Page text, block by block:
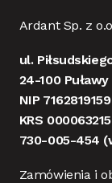
Ardant Sp. z
ul.
24-100 Puławy
NIP 7162819159
KRS
730-005-454
Zamówienia i